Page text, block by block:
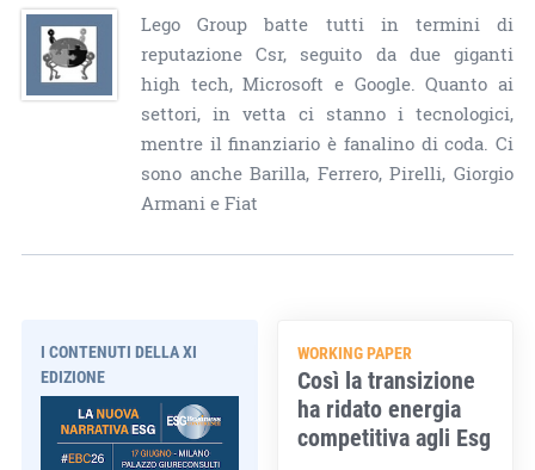
Lego Group batte tutti in termini di
reputazione Csr, seguito da due giganti
high tech, Microsoft e Google. Quanto ai
settori, in vetta ci stanno i tecnologici,
mentre il finanziario è fanalino di coda. Ci
sono anche Barilla, Ferrero, Pirelli, Giorgio
Armani e Fiat
I CONTENUTI DELLA XI
EDIZIONE
WORKING PAPER
Così la transizione
ha ridato energia
competitiva agli Esg